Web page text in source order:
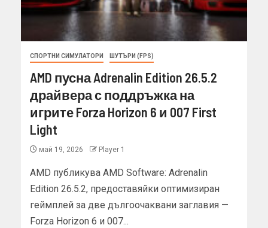
СПОРТНИ СИМУЛАТОРИ ШУТЪРИ (FPS)
AMD пусна Adrenalin Edition 26.5.2
драйвера с поддръжка на
игрите Forza Horizon 6 и 007 First
Light
май 19, 2026 Player 1
AMD публикува AMD Software: Adrenalin
Edition 26.5.2, предоставяйки оптимизиран
геймплей за две дългоочаквани заглавия —
Forza Horizon 6 и 007...